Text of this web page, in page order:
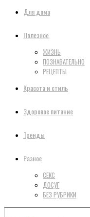
Для дома
Полезное
ЖИЗНЬ
ПОЗНАВАТЕЛЬНО
РЕЦЕПТЫ
Красота и стиль
Здоровое питание
Тренды
Разное
СЕКС
ДОСУГ
БЕЗ РУБРИКИ